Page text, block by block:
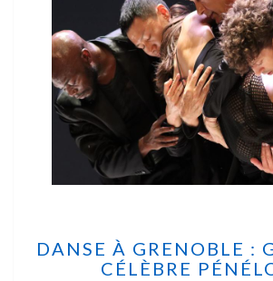
DANSE À GRENOBLE :
CÉLÈBRE